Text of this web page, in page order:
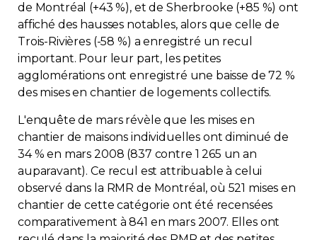
de Montréal (+43 %), et de Sherbrooke (+85 %) ont
affiché des hausses notables, alors que celle de
Trois-Rivières (-58 %) a enregistré un recul
important. Pour leur part, les petites
agglomérations ont enregistré une baisse de 72 %
des mises en chantier de logements collectifs.
L'enquête de mars révèle que les mises en
chantier de maisons individuelles ont diminué de
34 % en mars 2008 (837 contre 1 265 un an
auparavant). Ce recul est attribuable à celui
observé dans la RMR de Montréal, où 521 mises en
chantier de cette catégorie ont été recensées
comparativement à 841 en mars 2007. Elles ont